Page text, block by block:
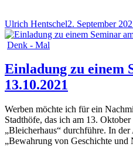
Ulrich Hentschel2. September
Denk - Mal
Einladung zu einem
13.10.2021
Werben möchte ich für ein
Stadthöfe, das ich am 13.
„Bleicherhaus“ durchführe. In
„Bewahrung von Geschichte